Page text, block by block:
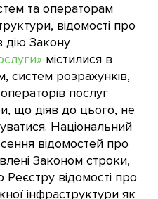
та операторам
відомості про
дію Закону
містилися в
систем розрахунків,
послуг
що діяв до цього, не
Національний
відомостей про
Законом строки,
відомості про
інфраструктури як